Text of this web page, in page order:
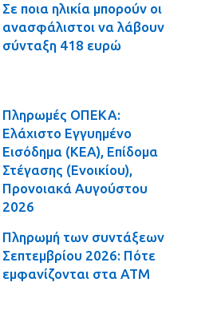
Σε ποια ηλικία μπορούν οι
ανασφάλιστοι να λάβουν
σύνταξη 418 ευρώ
Πληρωμές ΟΠΕΚΑ:
Ελάχιστο Εγγυημένο
Εισόδημα (ΚΕΑ), Επίδομα
Στέγασης (Ενοικίου),
Προνοιακά Αυγούστου
2026
Πληρωμή των συντάξεων
Σεπτεμβρίου 2026: Πότε
εμφανίζονται στα ΑΤΜ